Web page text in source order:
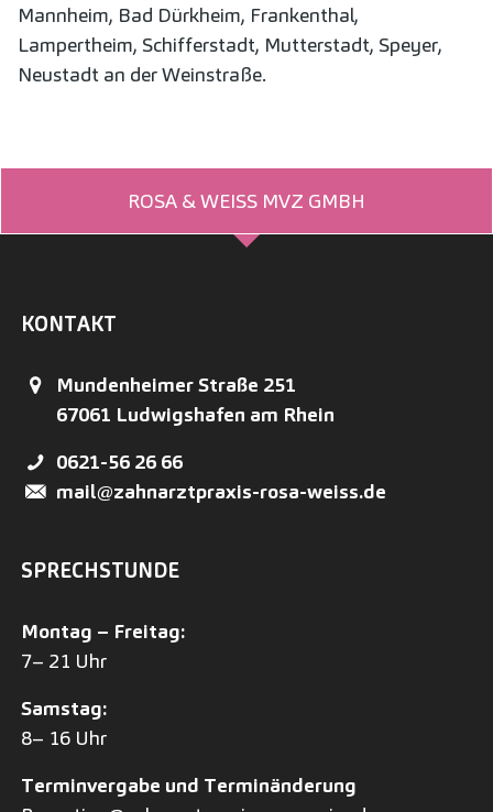
Mannheim, Bad Dürkheim, Frankenthal,
Lampertheim, Schifferstadt, Mutterstadt, Speyer,
Neustadt an der Weinstraße.
ROSA & WEISS MVZ GMBH
KONTAKT
Mundenheimer Straße 251
67061 Ludwigshafen am Rhein
0621-56 26 66
mail@zahnarztpraxis-rosa-weiss.de
SPRECHSTUNDE
Montag – Freitag:
7– 21 Uhr
Samstag:
8– 16 Uhr
Terminvergabe und Terminänderung